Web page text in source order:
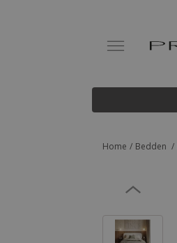
Home Bedden